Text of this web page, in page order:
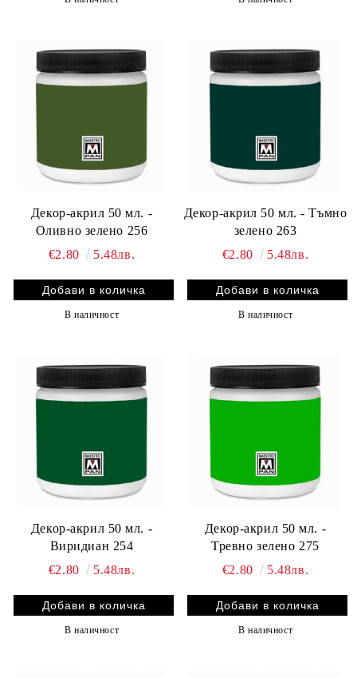
Декор-акрил 50 мл. -
Оливно зелено 256
€2.80
5.48лв.
В наличност
Декор-акрил 50 мл. - Тъмно
зелено 263
€2.80
5.48лв.
В наличност
Декор-акрил 50 мл. -
Виридиан 254
€2.80
5.48лв.
В наличност
Декор-акрил 50 мл. -
Тревно зелено 275
€2.80
5.48лв.
В наличност